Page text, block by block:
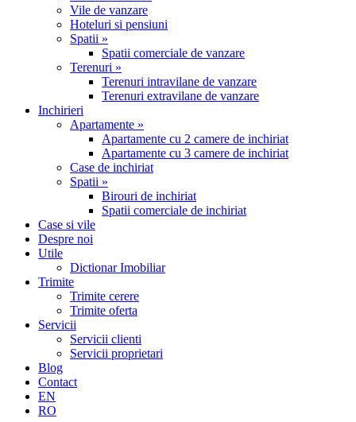
Vile de vanzare
Hoteluri si pensiuni
Spatii »
Spatii comerciale de vanzare
Terenuri »
Terenuri intravilane de vanzare
Terenuri extravilane de vanzare
Inchirieri
Apartamente »
Apartamente cu 2 camere de inchiriat
Apartamente cu 3 camere de inchiriat
Case de inchiriat
Spatii »
Birouri de inchiriat
Spatii comerciale de inchiriat
Case si vile
Despre noi
Utile
Dictionar Imobiliar
Trimite
Trimite cerere
Trimite oferta
Servicii
Servicii clienti
Servicii proprietari
Blog
Contact
EN
RO